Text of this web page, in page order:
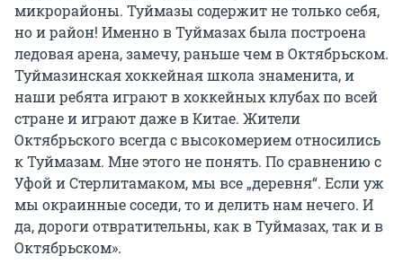
микрорайоны. Туймазы содержит не только себя,
но и район! Именно в Туймазах была построена
ледовая арена, замечу, раньше чем в Октябрьском.
Туймазинская хоккейная школа знаменита, и
наши ребята играют в хоккейных клубах по всей
стране и играют даже в Китае. Жители
Октябрьского всегда с высокомерием относились
к Туймазам. Мне этого не понять. По сравнению с
Уфой и Стерлитамаком, мы все „деревня“. Если уж
мы окраинные соседи, то и делить нам нечего. И
да, дороги отвратительны, как в Туймазах, так и в
Октябрьском».